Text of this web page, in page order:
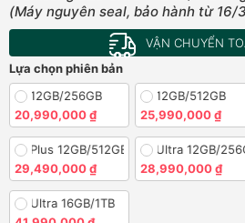
(Máy nguyên seal, bảo hành từ 16/
VẬN CHUYỂN
Lựa chọn phiên bản
12GB/256GB
20,990,000 ₫
S26 12GB/512GB
25,990,000 ₫
Plus 12GB/512GB
29,490,000 ₫
S26 Ultra 12GB/
28,990,000 ₫
Ultra 16GB/1TB